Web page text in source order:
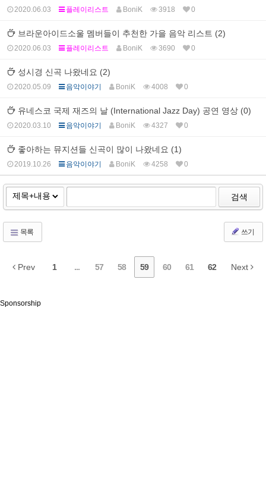
2020.06.03 플레이리스트 BoniK 3918 0
브라운아이드소울 멤버들이 추천한 가을 음악 리스트 (2)
2020.06.03 플레이리스트 BoniK 3690 0
성시경 신곡 나왔네요 (2)
2020.05.09 음악이야기 BoniK 4008 0
유네스코 국제 재즈의 날 (International Jazz Day) 공연 영상 (0)
2020.03.10 음악이야기 BoniK 4327 0
좋아하는 뮤지션들 신곡이 많이 나왔네요 (1)
2019.10.26 음악이야기 BoniK 4258 0
검색
목록 쓰기
Prev 1 ... 57 58 59 60 61 62 Next
Sponsorship